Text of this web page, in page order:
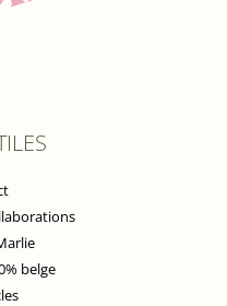
belge